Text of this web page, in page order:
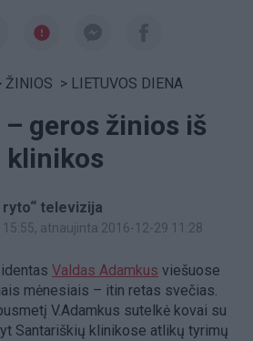
ŽINIOS > LIETUVOS DIENA
geros žinios iš
klinikos
televizija
, atnaujinta 2016-12-29 11:28
Valdas Adamkus viešuose
mėnesiais – itin retas svečias.
V.Adamkus sutelkė kovai su
Santariškių klinikose atlikų tyrimų